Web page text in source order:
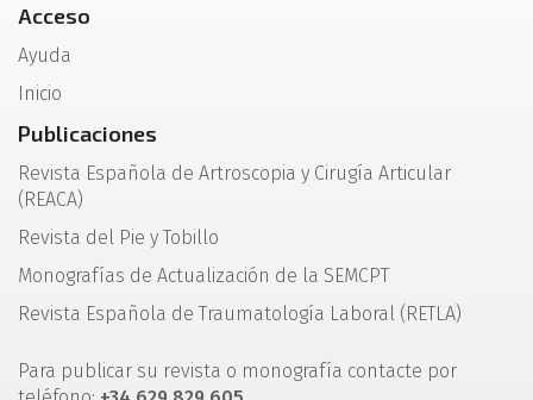
Acceso
Ayuda
Inicio
Publicaciones
Revista Española de Artroscopia y Cirugía Articular
(REACA)
Revista del Pie y Tobillo
Monografías de Actualización de la SEMCPT
Revista Española de Traumatología Laboral (RETLA)
Para publicar su revista o monografía contacte por